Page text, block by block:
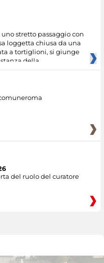
uno stretto passaggio con
loggetta chiusa da una
a tortiglioni, si giunge
della
del ruolo del curatore